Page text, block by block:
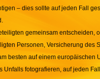
– dies sollte auf jeden Fall
gemeinsam entscheiden,
Personen, Versicherung des
besten auf einem europäischen
Unfalls fotografieren, auf jeden